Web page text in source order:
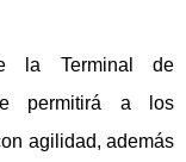
la Terminal de
permitirá a los
agilidad, además